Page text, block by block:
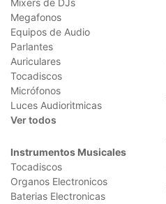
Mixers de DJs
Megafonos
Equipos de Audio
Parlantes
Auriculares
Tocadiscos
Micrófonos
Luces Audioritmicas
Ver todos
Instrumentos Musicales
Tocadiscos
Organos Electronicos
Baterias Electronicas